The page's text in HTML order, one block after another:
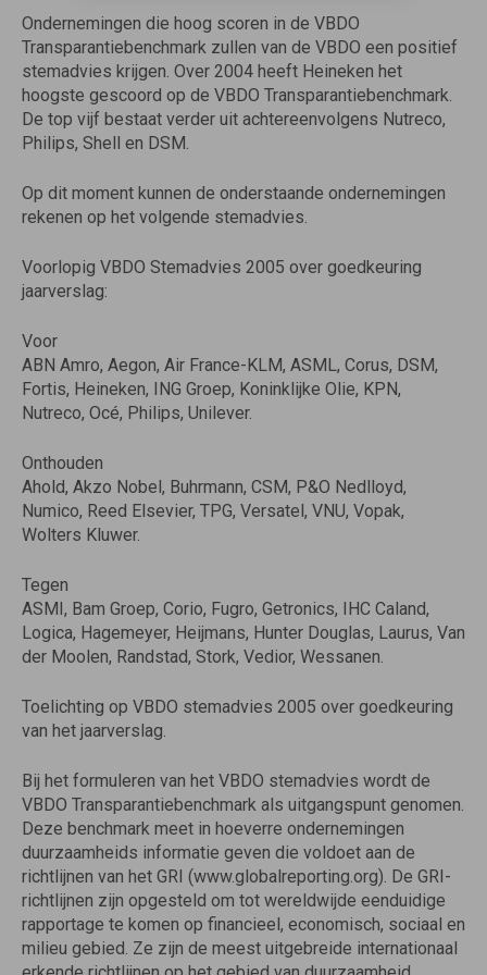
Ondernemingen die hoog scoren in de VBDO
Transparantiebenchmark zullen van de VBDO een positief
stemadvies krijgen. Over 2004 heeft Heineken het
hoogste gescoord op de VBDO Transparantiebenchmark.
De top vijf bestaat verder uit achtereenvolgens Nutreco,
Philips, Shell en DSM.
Op dit moment kunnen de onderstaande ondernemingen
rekenen op het volgende stemadvies.
Voorlopig VBDO Stemadvies 2005 over goedkeuring
jaarverslag:
Voor
ABN Amro, Aegon, Air France-KLM, ASML, Corus, DSM,
Fortis, Heineken, ING Groep, Koninklijke Olie, KPN,
Nutreco, Océ, Philips, Unilever.
Onthouden
Ahold, Akzo Nobel, Buhrmann, CSM, P&O Nedlloyd,
Numico, Reed Elsevier, TPG, Versatel, VNU, Vopak,
Wolters Kluwer.
Tegen
ASMI, Bam Groep, Corio, Fugro, Getronics, IHC Caland,
Logica, Hagemeyer, Heijmans, Hunter Douglas, Laurus, Van
der Moolen, Randstad, Stork, Vedior, Wessanen.
Toelichting op VBDO stemadvies 2005 over goedkeuring
van het jaarverslag.
Bij het formuleren van het VBDO stemadvies wordt de
VBDO Transparantiebenchmark als uitgangspunt genomen.
Deze benchmark meet in hoeverre ondernemingen
duurzaamheids informatie geven die voldoet aan de
richtlijnen van het GRI (www.globalreporting.org). De GRI-
richtlijnen zijn opgesteld om tot wereldwijde eenduidige
rapportage te komen op financieel, economisch, sociaal en
milieu gebied. Ze zijn de meest uitgebreide internationaal